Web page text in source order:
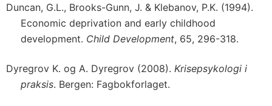
Duncan, G.L., Brooks-Gunn, J. & Klebanov, P.K. (1994).
Economic deprivation and early childhood
development. Child Development, 65, 296-318.
Dyregrov K. og A. Dyregrov (2008). Krisepsykologi i
praksis. Bergen: Fagbokforlaget.